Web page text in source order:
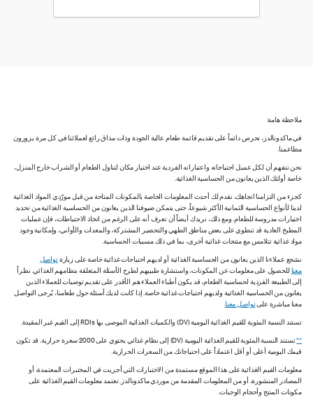
ملاحظة هامة:
في ماكدونالدز، نحرص دائماً على تقديم قائمة طعام عالية الجودة وذات مذاق رائع لعملائنا في كل مرة يزورون
مطاعمنا.
نحن نتفهم أن لكل عميل احتياجاته واعتباراته الفردية عند اختيار مكان لتناول الطعام أو الشراب خارج المنزل،
خاصة أولئك الذين يعانون من الحساسية الغذائية.
كجزء من التزامنا اتجاهك، نقدم لك أحدث المعلومات الخاصة بالمكونات المتاحة من قبل مورّدي المواد الغذائية
لدينا لأنواع الحساسية الثمانية الأكثر شيوعاً، حتى يتمكن ضيوفنا الذين يعانون من الحساسية الغذائية من تحديد
اختيارات مدروسة للطعام. ومع ذلك، نريدك أيضاً أن تعرف أنه على الرغم من اتخاذ الاحتياطات، فإن عمليات
المطبخ العادية قد تنطوي على بعض مناطق الطهي والتحضير المشتركة، والمعدات والأواني، وإمكانية وجود
مواد غذائية تتلامس مع منتجات غذائية أخرى، بما في ذلك مسببات الحساسية.
نشجع عملاءنا الذين يعانون من الحساسية الغذائية أو لديهم احتياجات غذائية خاصة على زيارةتواصل
معنا للحصول على معلومات عن المكونات، واستشارة طبيبهم لطرح الأسئلة المتعلقة بنظامهم الغذائي. نظراً
إلى الطبيعة الفردية لحساسية الطعام، قد يكون أطباء العملاء هم الأقدر على تقديم توصيات للعملاء الذين
يعانون من الحساسية الغذائية ولديهم احتياجات غذائية خاصة. إذا كانت لديك أسئلة حول طعامنا، يُرجى التواصل
معنا مباشرة علىتواصل معنا.
تستند النسبة المئوية للقيم الغذائية اليومية (DV) والكميات الغذائية الموصى بها RDIs إلى القيم غير المقيدة.
**
تستند النسبة المئوية للقيم الغذائية اليومية (DV) إلى نظام غذائي يحتوي على 2000 سعرة حرارية. قد تكون
قيمك اليومية أعلى أو أقل اعتماداً على احتياجاتك من السعرات الحرارية.
معلومات القيم الغذائية على هذا الموقع مستمدة من الاختبارات التي أجريت في المختبرات المعتمدة، أو
المصادر المنشورة، أو من المعلومات المقدمة من موردي ماكدونالدز. تعتمد معلومات القيم الغذائية على
مكونات المنتج وأحجام الوجبات.